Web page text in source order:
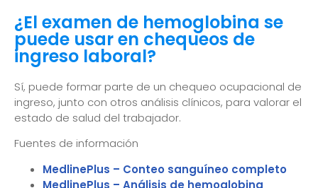
¿El examen de hemoglobina se
puede usar en chequeos de
ingreso laboral?
Sí, puede formar parte de un chequeo ocupacional de
ingreso, junto con otros análisis clínicos, para valorar el
estado de salud del trabajador.
Fuentes de información
MedlinePlus – Conteo sanguíneo completo
MedlinePlus – Análisis de hemoglobina